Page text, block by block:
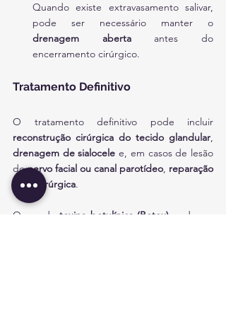
Quando existe extravasamento salivar,
drenagem aberta antes do
encerramento cirúrgico.
Tratamento Definitivo
reconstrução cirúrgica do tecido glandular
drenagem de sialocele e, em casos de lesão
do nervo facial ou canal parotídeo, reparação
microcirúrgica.
O uso de toxina botulínica (Botox) pode ser